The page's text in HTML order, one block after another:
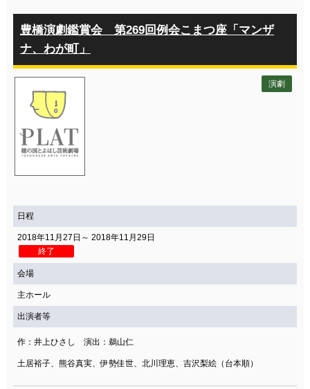
豊橋演劇鑑賞会 第269回例会こまつ座「マンザ
ナ、わが町」
演劇
日程
2018年11月27日～ 2018年11月29日
終了
会場
主ホール
出演者等
作：井上ひさし 演出：鵜山仁
土居裕子、熊谷真実、伊勢佳世、北川理恵、吉沢梨絵（台本順）